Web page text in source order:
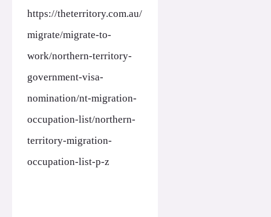
https://theterritory.com.au/
migrate/migrate-to-
work/northern-territory-
government-visa-
nomination/nt-migration-
occupation-list/northern-
territory-migration-
occupation-list-p-z